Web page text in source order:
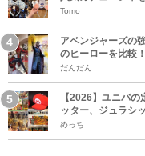
Tomo
アベンジャーズの
のヒーローを比較！
だんだん
【2026】ユニバ
ッター、ジュラシ
めっち